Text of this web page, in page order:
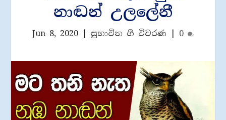
නාඬන් උලලේනී
Jun 8, 2020 සුභාවිත ගී විවරණ 0